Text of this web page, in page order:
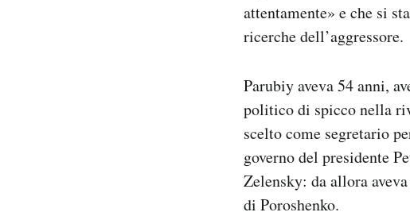
attentamente» e che si
ricerche dell’aggressore.
Parubiy aveva 54 anni,
politico di spicco nella
scelto come segretario
governo del presidente
Zelensky: da allora
di Poroshenko.